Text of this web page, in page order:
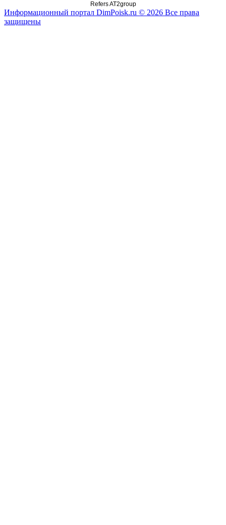
Refers AT2group
Информационный портал DimPoisk.ru © 2026 Все права
защищены